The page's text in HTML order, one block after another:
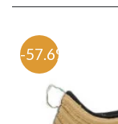
-57.6%